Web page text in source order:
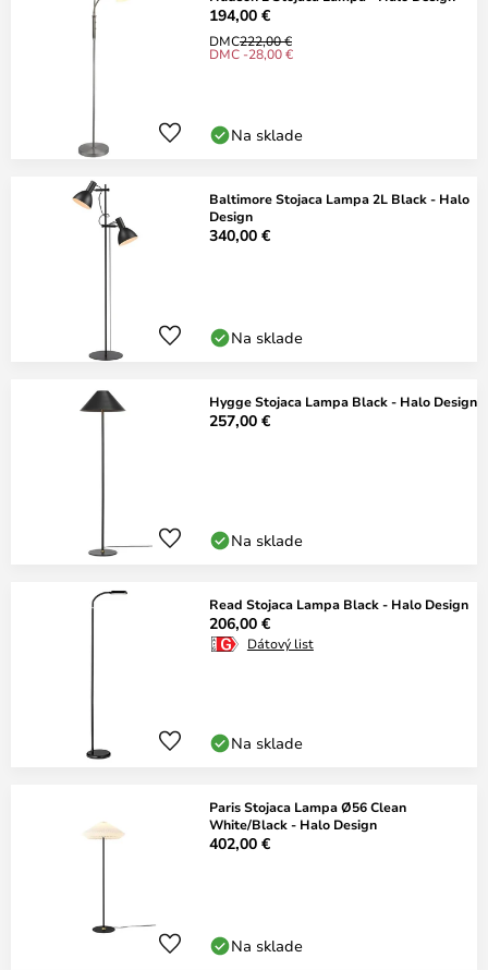
194,00 €
DMC222,00 €
DMC -28,00 €
Na sklade
Baltimore Stojaca Lampa 2L Black - Halo
Design
340,00 €
Na sklade
Hygge Stojaca Lampa Black - Halo Design
257,00 €
Na sklade
Read Stojaca Lampa Black - Halo Design
206,00 €
Dátový list
Na sklade
Paris Stojaca Lampa Ø56 Clean
White/Black - Halo Design
402,00 €
Na sklade